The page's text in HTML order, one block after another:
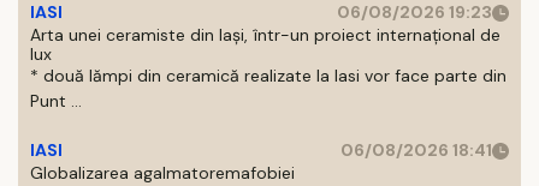
IASI
06/08/2026 19:23
Arta unei ceramiste din Iași, într-un proiect internațional de
lux
* două lămpi din ceramică realizate la Iasi vor face parte din
Punt ...
IASI
06/08/2026 18:41
Globalizarea agalmatoremafobiei